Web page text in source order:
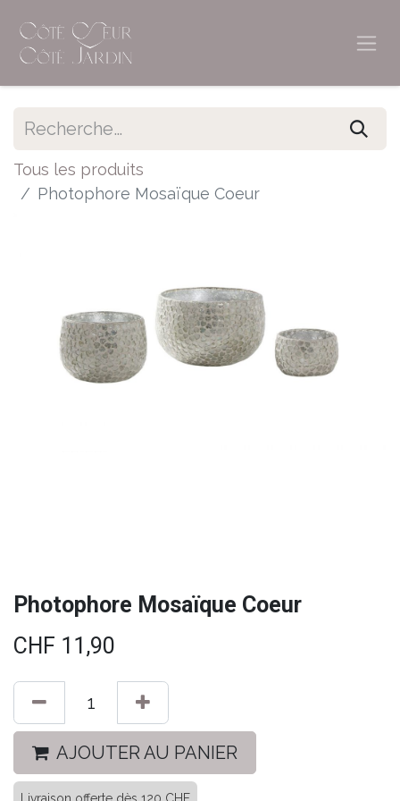
Tous les produits
Photophore Mosaïque Coeur
Photophore Mosaïque Coeur
CHF 11,90
AJOUTER AU PANIER